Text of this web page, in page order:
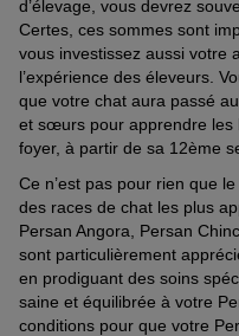
d’élevage, vous devrez
Certes, ces sommes sont
vous investissez aussi votre
l’expérience des éleveurs.
que votre chat aura passé
et sœurs pour apprendre les
foyer, à partir de sa 12ème
Ce n’est pas pour rien que
des races de chat les plus
Persan Angora, Persan
sont particulièrement
en prodiguant des soins
saine et équilibrée à votre
conditions pour que votre